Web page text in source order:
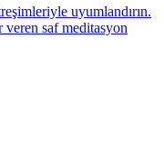
uyumlandırın.
veren saf meditasyon